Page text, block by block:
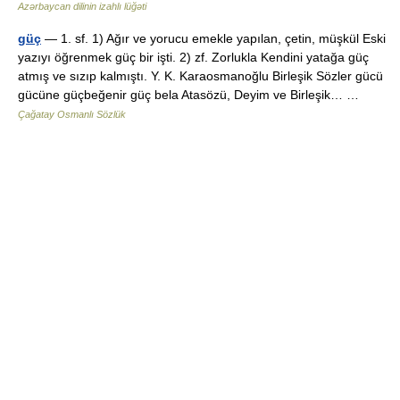
Azərbaycan dilinin izahlı lüğəti
güç — 1. sf. 1) Ağır ve yorucu emekle yapılan, çetin, müşkül Eski
yazıyı öğrenmek güç bir işti. 2) zf. Zorlukla Kendini yatağa güç
atmış ve sızıp kalmıştı. Y. K. Karaosmanoğlu Birleşik Sözler gücü
gücüne güçbeğenir güç bela Atasözü, Deyim ve Birleşik… …
Çağatay Osmanlı Sözlük